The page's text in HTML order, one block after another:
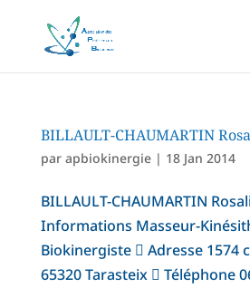
BILLAULT-CHAUMARTIN
par apbiokinergie| 18 Jan 2014
BILLAULT-CHAUMARTIN
Informations Masseur-
Biokinergiste  Adresse 1574
65320 Tarasteix  Téléphone